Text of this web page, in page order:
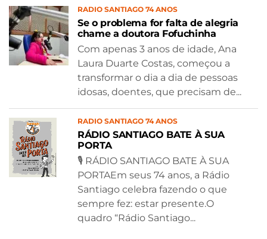
RADIO SANTIAGO 74 ANOS
Se o problema for falta de alegria
chame a doutora Fofuchinha
Com apenas 3 anos de idade, Ana
Laura Duarte Costas, começou a
transformar o dia a dia de pessoas
idosas, doentes, que precisam de...
RADIO SANTIAGO 74 ANOS
RÁDIO SANTIAGO BATE À SUA
PORTA
🎙 RÁDIO SANTIAGO BATE À SUA
PORTAEm seus 74 anos, a Rádio
Santiago celebra fazendo o que
sempre fez: estar presente.O
quadro “Rádio Santiago...